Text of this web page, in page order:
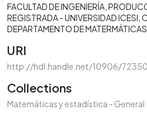
FACULTAD DE INGENIERÍA
REGISTRADA - UNIVERSIDAD ICESI
DEPARTAMENTO DE MATERMÁTICAS
URI
http://hdl.handle.net/10906/72350
Collections
Matemáticas y estadística - General